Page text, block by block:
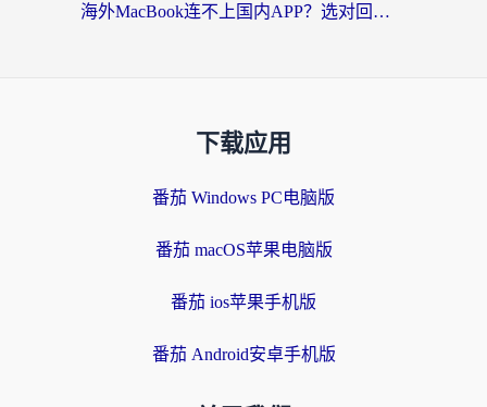
海外MacBook连不上国内APP？选对回国VPN，告别地区限制的烦恼
下载应用
番茄 Windows PC电脑版
番茄 macOS苹果电脑版
番茄 ios苹果手机版
番茄 Android安卓手机版